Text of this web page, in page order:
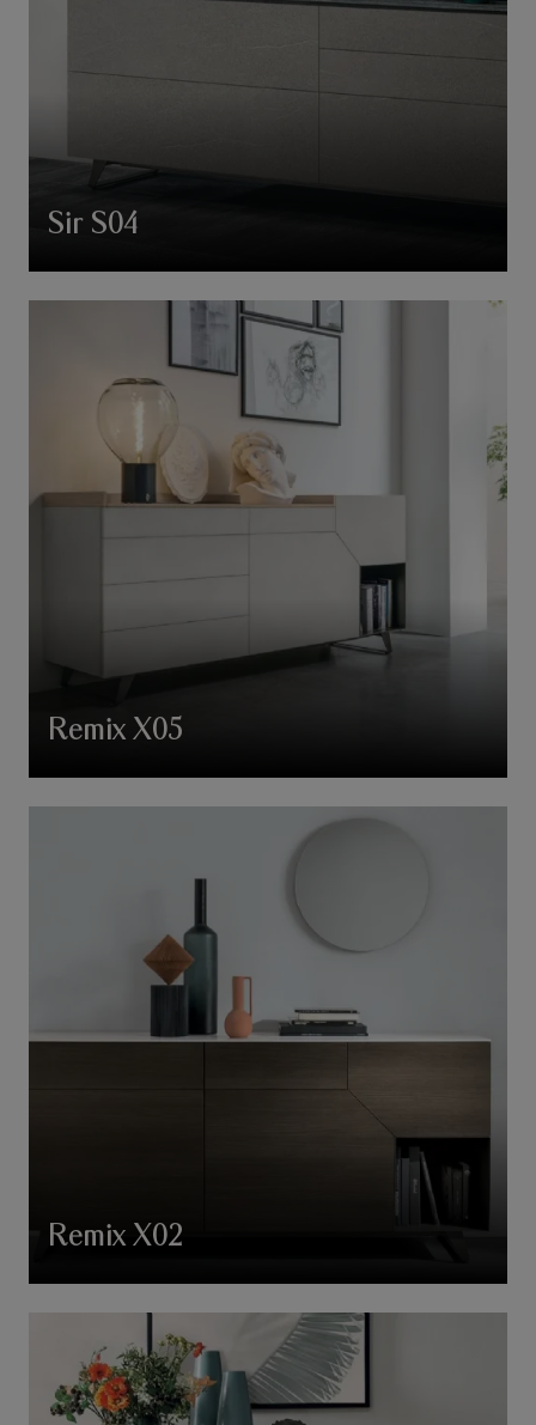
Sir S04
Remix X05
Remix X02